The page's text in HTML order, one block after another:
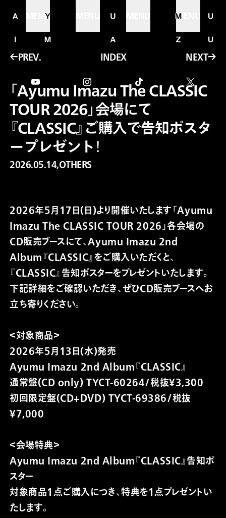
MENU MENU
← PREV. INDEX NEXT→
「Ayumu Imazu The CLASSIC
TOUR 2026」会場にて
『CLASSIC』ご購入で告知ポスタ
ープレゼント！
2026.05.14, OTHERS
2026年5月17日(日)より開催いたします「Ayumu
Imazu The CLASSIC TOUR 2026」各会場の
CD販売ブースにて、Ayumu Imazu 2nd
Album『CLASSIC』をご購入いただくと、
『CLASSIC』告知ポスターをプレゼントいたします。
下記詳細をご確認いただき、ぜひCD販売ブースへお
立ち寄りください。
＜対象商品＞
2026年5月13日(水)発売
Ayumu Imazu 2nd Album『CLASSIC』
通常盤(CD only) TYCT-60264/税抜¥3,300
初回限定盤(CD+DVD) TYCT-69386/税抜
¥7,000
＜会場特典＞
Ayumu Imazu 2nd Album『CLASSIC』告知ポ
スター
対象商品1点ご購入につき、特典を1点プレゼントい
たします。